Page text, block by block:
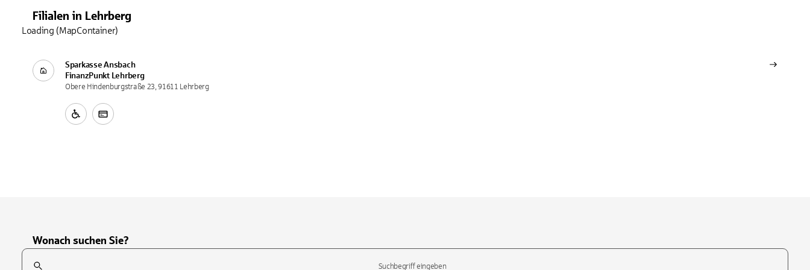
Filialen in Lehrberg
Sparkasse Ansbach
FinanzPunkt
Lehrberg
Obere Hindenburgstraße 23, 91611 Lehrberg
Loading (MapContainer)
Wonach suchen Sie?
Suchfeld